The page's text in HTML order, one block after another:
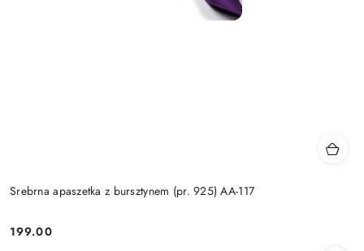
Srebrna apaszetka z bursztynem (pr. 925) AA-117
Cena:
199.00